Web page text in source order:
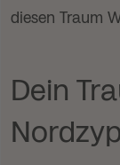
diesen Traum
Dein